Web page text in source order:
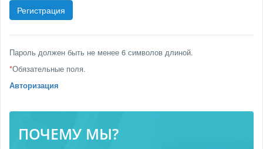
Пароль должен быть не менее 6 символов длиной.
*Обязательные поля.
Авторизация
ПОЧЕМУ МЫ?